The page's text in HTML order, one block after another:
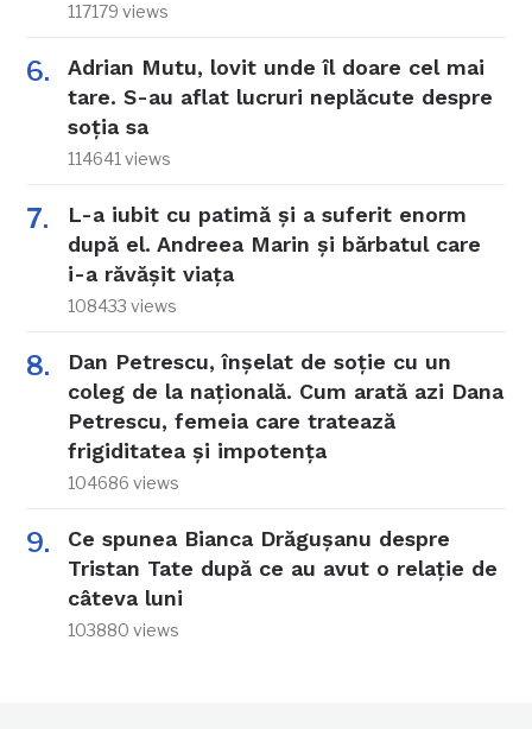
117179 views
Adrian Mutu, lovit unde îl doare cel mai
tare. S-au aflat lucruri neplăcute despre
soția sa
114641 views
L-a iubit cu patimă și a suferit enorm
după el. Andreea Marin și bărbatul care
i-a răvășit viața
108433 views
Dan Petrescu, înșelat de soție cu un
coleg de la națională. Cum arată azi Dana
Petrescu, femeia care tratează
frigiditatea și impotența
104686 views
Ce spunea Bianca Drăgușanu despre
Tristan Tate după ce au avut o relație de
câteva luni
103880 views